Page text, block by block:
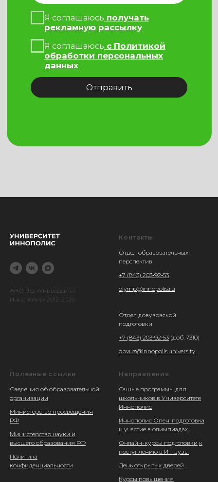
АНО ВО «Университет
Иннополис» 2012-2026
Контакты
Отдел образовательных
перспектив
+7 (843) 203‑92‑53
olymp@innopolis.ru
Отдел довузовской
подготовки
+7 (843) 203‑92‑53 (доб. 7310)
dovuz@innopolis.university
Полезные ссылки
Сведения об образовательной
организации
Министерство просвещения
РФ
Министерство науки и
высшего образования РФ
Политика
конфиденциальности
Направления
Очные программы для
школьников в Университете
Иннополис
Иннополис Опен: подготовка
и участие в олимпиадах
Онлайн-курсы подготовки к
поступлению в ИТ-вузы
День открытых дверей
Курсы повышения